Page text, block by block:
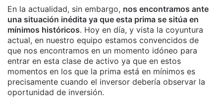
En la actualidad, sin embargo, nos encontramos ante
una situación inédita ya que esta prima se sitúa en
mínimos históricos. Hoy en día, y vista la coyuntura
actual, en nuestro equipo estamos convencidos de
que nos encontramos en un momento idóneo para
entrar en esta clase de activo ya que en estos
momentos en los que la prima está en mínimos es
precisamente cuando el inversor debería observar la
oportunidad de inversión.